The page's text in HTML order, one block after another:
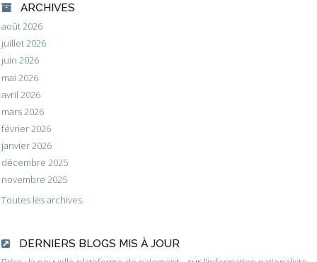
ARCHIVES
août 2026
juillet 2026
juin 2026
mai 2026
avril 2026
mars 2026
février 2026
janvier 2026
décembre 2025
novembre 2025
Toutes les archives
DERNIERS BLOGS MIS À JOUR